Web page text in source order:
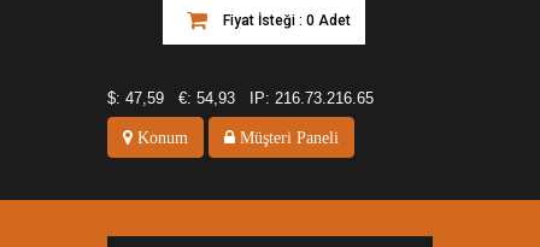
Fiyat İsteği : 0 Adet
$: 47,59 €: 54,93 IP: 216.73.216.65
Konum Müşteri Paneli